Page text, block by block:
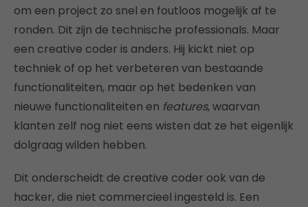
om een project zo snel en foutloos mogelijk af te
ronden. Dit zijn de technische professionals. Maar
een creative coder is anders. Hij kickt niet op
techniek of op het verbeteren van bestaande
functionaliteiten, maar op het bedenken van
nieuwe functionaliteiten en features, waarvan
klanten zelf nog niet eens wisten dat ze het eigenlijk
dolgraag wilden hebben.
Dit onderscheidt de creative coder ook van de
hacker, die niet commercieel ingesteld is. Een